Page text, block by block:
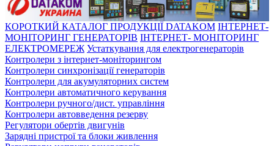
КОРОТКИЙ КАТАЛОГ ПРОДУКЦІЇ DATAKOM ІНТЕРНЕТ-
МОНІТОРИНГ ГЕНЕРАТОРІВ ІНТЕРНЕТ- МОНІТОРИНГ
ЕЛЕКТРОМЕРЕЖ Устаткування для електрогенераторів
Контролери з інтернет-моніторингом
Контролери синхронізації генераторів
Контролери для акумуляторних систем
Контролери автоматичного керування
Контролери ручного/дист. управління
Контролери автовведення резерву
Регулятори обертів двигунів
Зарядні пристрої та блоки живлення